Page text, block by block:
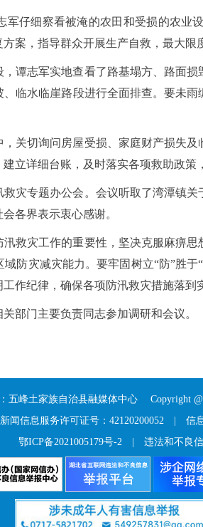
仔细察看被淹的农田和受损的农
案，指导群众开展生产自救，最大限
谭志军实地查看了路基塌方、路面
临水临崖路段进行全面排查。要未
关切询问房屋受损、家庭财产损失
立详细台账，及时落实各项救助政策
灾专题办公会。会议听取了湾潭镇
各界表示衷心感谢。
救灾工作的重要性，坚决克服麻痹
防灾减灾能力。要牢固树立“防”胜
作纪律，确保各项防汛救灾措施落
部门主要负责同志参加调研和会议。
五峰土家族自治县融媒体中心 Copyright
闻信息服务许可证号：42120200052
信
鄂ICP备2021005179号-2 | 违法和不良信